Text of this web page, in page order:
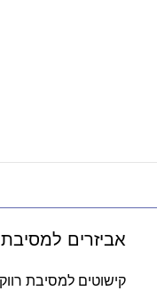
אביזרים למסיבת
קישוטים למסיבת